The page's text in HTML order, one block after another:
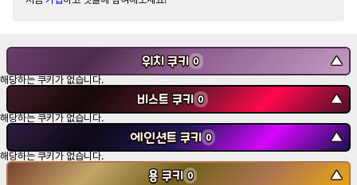
위치 쿠키 0 ▼
해당하는 쿠키가 없습니다.
비스트 쿠키 0 ▼
해당하는 쿠키가 없습니다.
에인션트 쿠키 0 ▼
해당하는 쿠키가 없습니다.
용 쿠키 0 ▼